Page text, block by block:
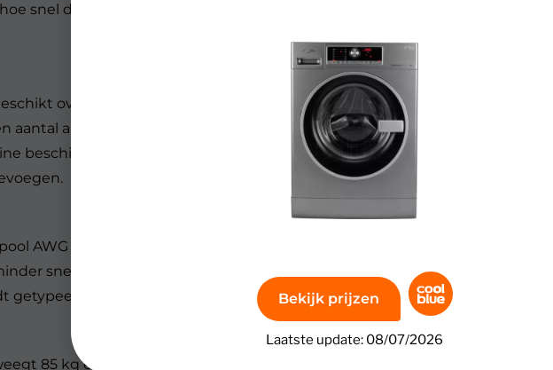
snel de trommel draait bij het centrifugeren van de was de machine
over 10 wasprogramma’s om de juiste keuze te maken bij het wassen
algemene wasprogramma’s, zoals: fijne was, Handwas, Katoen, Korte
beschikt over: beladingssensor, Kledingbeschermende trommel,
AWG 812 S/PRO is: basisklasse. Een hogere bouwkwaliteit zorgt ervoor dat
snel reparaties nodig heeft. Het was resultaat wat verwacht kan worden
getypeerd aan de hand van labels, deze wasmachine krijgt een basisklasse.
85 kg en is 85 cm hoog, 60 cm breed en 64 cm diep.
Bekijk prijzen
Laatste update: 08/07/2026